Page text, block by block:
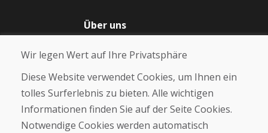
Über uns
Über uns
Kontakt
Kaufen
E-Shop
Wir legen Wert auf Ihre Privatsphäre
Diese Website verwendet Cookies, um Ihnen ein
tolles Surferlebnis zu bieten. Alle wichtigen
Informationen finden Sie auf der Seite Cookies.
Notwendige Cookies werden automatisch